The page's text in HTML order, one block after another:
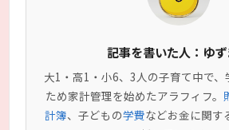
記事を書いた人：ゆず
大1・高1・小6、3人の子育て中で、
ため家計管理を始めたアラフィフ。
計簿、子どもの学費などお金に関す